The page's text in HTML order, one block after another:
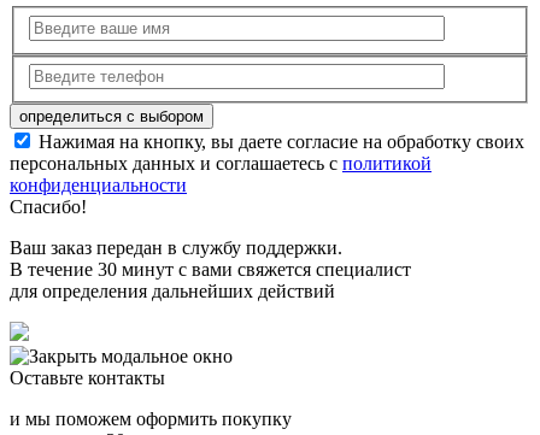
Нажимая на кнопку, вы даете согласие на обработку своих
персональных данных и соглашаетесь с политикой
конфиденциальности
Спасибо!
Ваш заказ передан в службу поддержки.
В течение 30 минут с вами свяжется специалист
для определения дальнейших действий
Оставьте контакты
и мы поможем оформить покупку